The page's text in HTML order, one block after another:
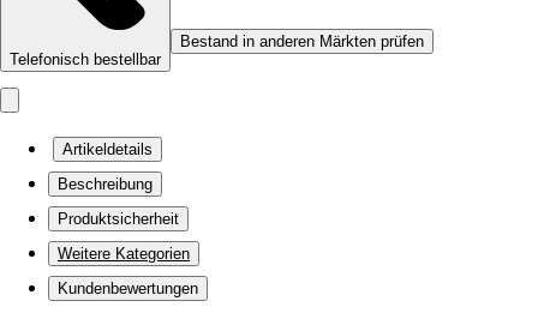
Telefonisch bestellbar
Bestand in anderen Märkten prüfen
Artikeldetails
Beschreibung
Produktsicherheit
Weitere Kategorien
Kundenbewertungen